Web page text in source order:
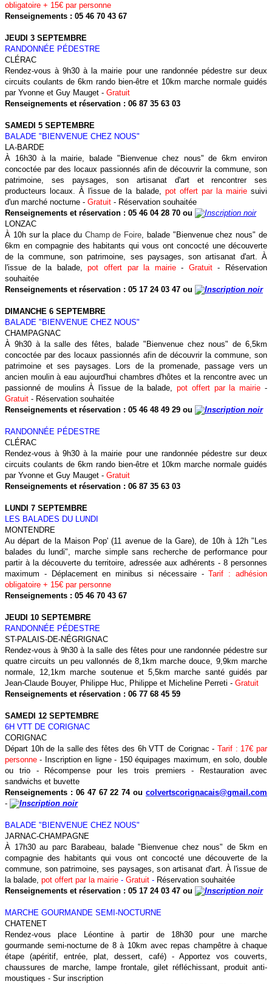
obligatoire + 15€ par personne
Renseignements : 05 46 70 43 67
JEUDI 3 SEPTEMBRE
RANDONNÉE PÉDESTRE
CLÉRAC
Rendez-vous à 9h30 à la mairie pour une randonnée pédestre sur deux
circuits coulants de 6km rando bien-être et 10km marche normale guidés
par Yvonne et Guy Mauget - Gratuit
Renseignements et réservation : 06 87 35 63 03
SAMEDI 5 SEPTEMBRE
BALADE "BIENVENUE CHEZ NOUS"
LA-BARDE
À 16h30 à la mairie, balade "Bienvenue chez nous" de 6km environ
concoctée par des locaux passionnés afin de découvrir la commune, son
patrimoine, ses paysages, son artisanat d'art et rencontrer ses
producteurs locaux.À l'issue de la balade, pot offert par la mairiesuivi
d'un marché nocturne - Gratuit - Réservation souhaitée
Renseignements et réservation : 05 46 04 28 70 ou
LONZAC
À 10h sur la place du Champ de Foire, balade "Bienvenue chez nous" de
6km en compagnie des habitants qui vous ont concocté une découverte
de la commune, son patrimoine, ses paysages, son artisanat d'art. À
l'issue de la balade,
pot offert par la mairie- Gratuit- Réservation
souhaitée
Renseignements et réservation : 05 17 24 03 47 ou
DIMANCHE 6 SEPTEMBRE
BALADE "BIENVENUE CHEZ NOUS"
CHAMPAGNAC
À 9h30 à la salle des fêtes, balade "Bienvenue chez nous" de 6,5km
concoctée par des locaux passionnés afin de découvrir la commune, son
patrimoine et ses paysages. Lors de la promenade, passage vers un
ancien moulin à eau aujourd'hui chambres d'hôtes et la rencontre avec un
passionné de moulins À l'issue de la balade, pot offert par la mairie -
Gratuit - Réservation souhaitée
Renseignements et réservation : 05 46 48 49 29 ou
RANDONNÉE PÉDESTRE
CLÉRAC
Rendez-vous à 9h30 à la mairie pour une randonnée pédestre sur deux
circuits coulants de 6km rando bien-être et 10km marche normale guidés
par Yvonne et Guy Mauget - Gratuit
Renseignements et réservation : 06 87 35 63 03
LUNDI 7 SEPTEMBRE
LES BALADES DU LUNDI
MONTENDRE
Au départ de la Maison Pop' (11 avenue de la Gare), de 10h à 12h "Les
balades du lundi", marche simple sans recherche de performance pour
partir à la découverte du territoire, adressée aux adhérents - 8 personnes
maximum - Déplacement en minibus si nécessaire -Tarif : adhésion
obligatoire + 15€ par personne
Renseignements : 05 46 70 43 67
JEUDI 10 SEPTEMBRE
RANDONNÉE PÉDESTRE
ST-PALAIS-DE-NÉGRIGNAC
Rendez-vous à 9h30 à la salle des fêtes pour une randonnée pédestre sur
quatre circuits un peu vallonnés de 8,1km marche douce, 9,9km marche
normale, 12,1km marche soutenue et 5,5km marche santé guidés par
Jean-Claude Bouyer, Philippe Huc, Philippe et Micheline Perreti - Gratuit
Renseignements et réservation : 06 77 68 45 59
SAMEDI 12 SEPTEMBRE
6H VTT DE CORIGNAC
CORIGNAC
Départ 10h de la salle des fêtes des 6h VTT de Corignac - Tarif : 17€ par
personne - Inscription en ligne - 150 équipages maximum, en solo, double
ou trio - Récompense pour les trois premiers - Restauration avec
sandwichs et buvette
Renseignements : 06 47 67 22 74 ou colvertscorignacais@gmail.com
-
BALADE "BIENVENUE CHEZ NOUS"
JARNAC-CHAMPAGNE
À 17h30 au parc Barabeau, balade "Bienvenue chez nous" de 5km en
compagnie des habitants qui vous ont concocté une découverte de la
commune, son patrimoine, ses paysages, son artisanat d'art. À l'issue de
la balade, pot offert par la mairie - Gratuit - Réservation souhaitée
Renseignements et réservation : 05 17 24 03 47 ou
MARCHE GOURMANDE SEMI-NOCTURNE
CHATENET
Rendez-vous place Léontine à partir de 18h30 pour une marche
gourmande semi-nocturne de 8 à 10km avec repas champêtre à chaque
étape (apéritif, entrée, plat, dessert, café) - Apportez vos couverts,
chaussures de marche, lampe frontale, gilet réfléchissant, produit anti-
moustiques - Sur inscription